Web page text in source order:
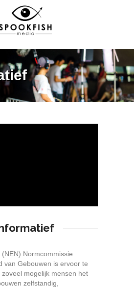
Normcommissie
van Gebouwen is ervoor te
mogelijk mensen het
zelfstandig,